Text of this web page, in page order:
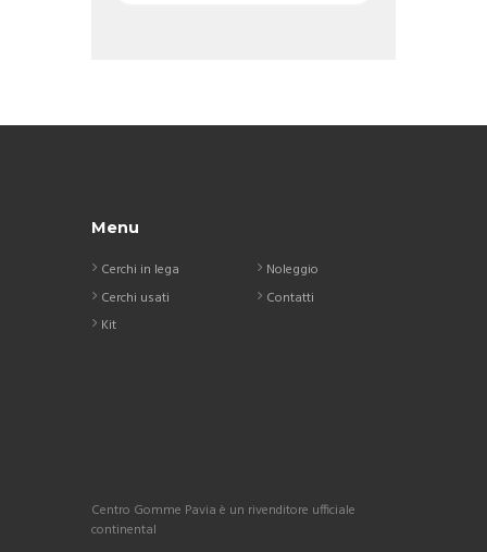
Menu
Cerchi in lega
Cerchi usati
Kit
Noleggio
Contatti
Centro Gomme Pavia è un rivenditore ufficiale
continental